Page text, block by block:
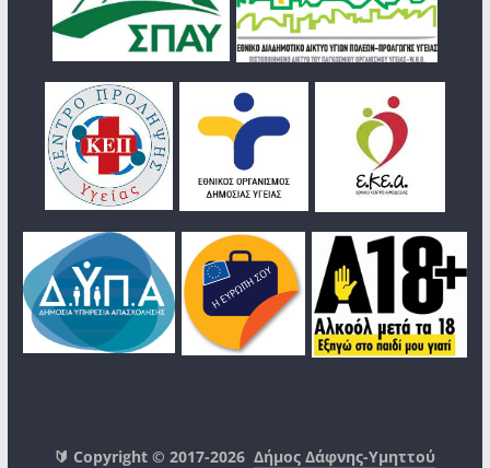
🔰 Copyright © 2017-2026Δήμος Δάφνης-Υμηττού